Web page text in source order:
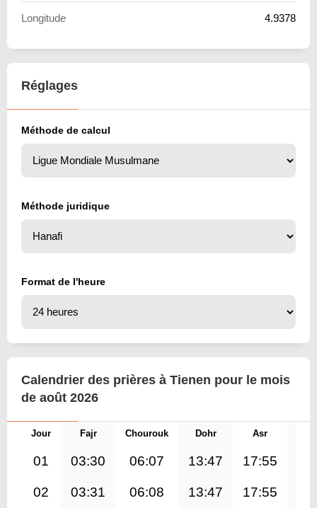
Longitude 4.9378
Réglages
Méthode de calcul
Méthode juridique
Format de l'heure
Calendrier des prières à Tienen pour le mois
de août 2026
Jour Fajr Chourouk Dohr Asr
01 03:30 06:07 13:47 17:55
02 03:31 06:08 13:47 17:55